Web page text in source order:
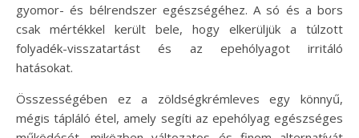
gyomor- és bélrendszer egészségéhez. A só és a bors
csak mértékkel került bele, hogy elkerüljük a túlzott
folyadék-visszatartást és az epehólyagot irritáló
hatásokat.
Összességében ez a zöldségkrémleves egy könnyű,
mégis tápláló étel, amely segíti az epehólyag egészséges